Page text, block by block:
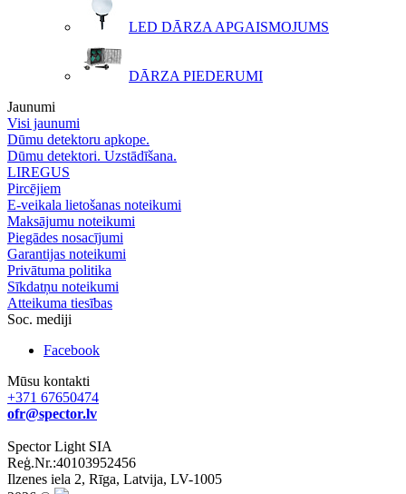
LED DĀRZA APGAISMOJUMS
DĀRZA PIEDERUMI
Jaunumi
Visi jaunumi
Dūmu detektoru apkope.
Dūmu detektori. Uzstādīšana.
LIREGUS
Pircējiem
E-veikala lietošanas noteikumi
Maksājumu noteikumi
Piegādes nosacījumi
Garantijas noteikumi
Privātuma politika
Sīkdatņu noteikumi
Atteikuma tiesības
Soc. mediji
Facebook
Mūsu kontakti
+371 67650474
ofr@spector.lv
Spector Light SIA
Reģ.Nr.:40103952456
Ilzenes iela 2, Rīga, Latvija, LV-1005